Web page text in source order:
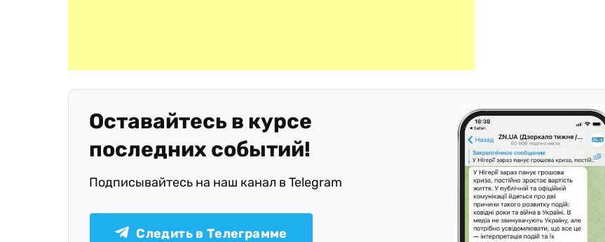
Оставайтесь в курсе
последних событий!
Подписывайтесь на наш канал в Telegram
Следить в Телеграмме